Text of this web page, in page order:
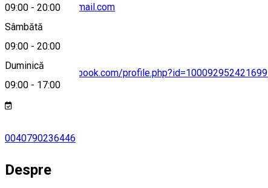
09:00 - 20:00
Sâmbătă
09:00 - 20:00
Duminică
09:00 - 17:00
csillakusmodi@gmail.com
https://www.facebook.com/profile.php?id=100092952421699
0040790236446
Despre